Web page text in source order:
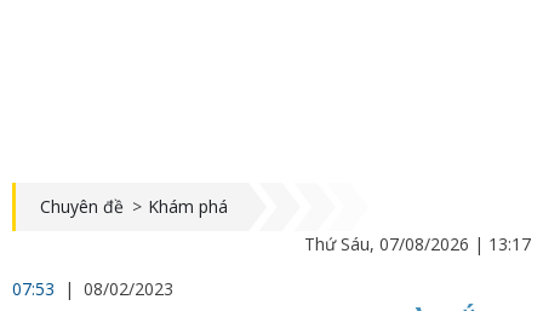
Chuyên đề > Khám phá
Thứ Sáu, 07/08/2026 | 13:17
07:53
| 08/02/2023